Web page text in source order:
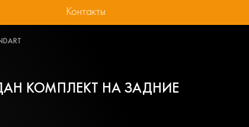
Контакты
КОМПЛЕКТ НА ЗАДНИЕ